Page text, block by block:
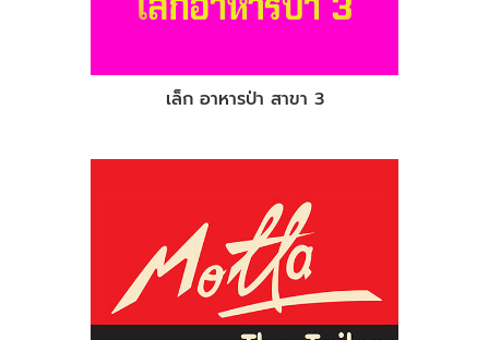
เล็ก อาหารป่า สาขา 3